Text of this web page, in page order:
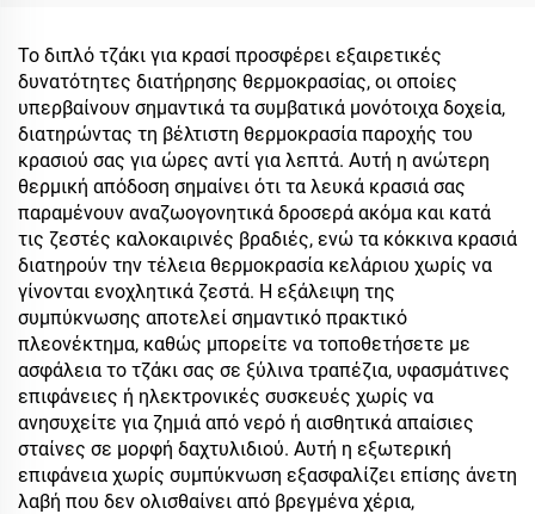
για Καφέ με Ρούμπα για
Ημέρα των Ερωτών &
Κάμπινγκ
από ανοξείδωτο ατσάλι
Το διπλό τζάκι για κρασί προσφέρει εξαιρετικές
δυνατότητες διατήρησης θερμοκρασίας, οι οποίες
υπερβαίνουν σημαντικά τα συμβατικά μονότοιχα δοχεία,
διατηρώντας τη βέλτιστη θερμοκρασία παροχής του
κρασιού σας για ώρες αντί για λεπτά. Αυτή η ανώτερη
θερμική απόδοση σημαίνει ότι τα λευκά κρασιά σας
παραμένουν αναζωογονητικά δροσερά ακόμα και κατά
τις ζεστές καλοκαιρινές βραδιές, ενώ τα κόκκινα κρασιά
διατηρούν την τέλεια θερμοκρασία κελάριου χωρίς να
γίνονται ενοχλητικά ζεστά. Η εξάλειψη της
συμπύκνωσης αποτελεί σημαντικό πρακτικό
πλεονέκτημα, καθώς μπορείτε να τοποθετήσετε με
ασφάλεια το τζάκι σας σε ξύλινα τραπέζια, υφασμάτινες
επιφάνειες ή ηλεκτρονικές συσκευές χωρίς να
ανησυχείτε για ζημιά από νερό ή αισθητικά απαίσιες
σταίνες σε μορφή δαχτυλιδιού. Αυτή η εξωτερική
επιφάνεια χωρίς συμπύκνωση εξασφαλίζει επίσης άνετη
λαβή που δεν ολισθαίνει από βρεγμένα χέρια,